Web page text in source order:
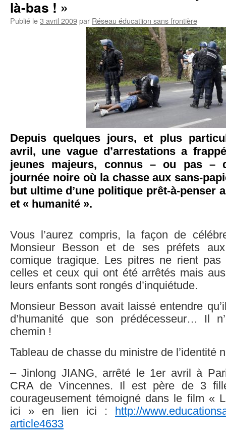
là-bas ! »
Publié le3 avril 2009par Réseau éducatiion sans frontière
Depuis quelques jours, et plus
avril, une vague d’arrestations a
jeunes majeurs, connus – ou pas –
journée noire où la chasse aux sans-
but ultime d’une politique prêt-à-penser
et « humanité ».
Vous l’aurez compris, la façon de
Monsieur Besson et de ses préfets
comique tragique. Les pitres ne rient
celles et ceux qui ont été arrêtés mais
leurs enfants sont rongés d’inquiétude.
Monsieur Besson avait laissé entendre
d’humanité que son prédécesseur… Il
chemin !
Tableau de chasse du ministre de l’identité
– Jinlong JIANG, arrêté le 1er avril à
CRA de Vincennes. Il est père de 3
courageusement témoigné dans le film «
ici » en lien ici :
http://
article4633